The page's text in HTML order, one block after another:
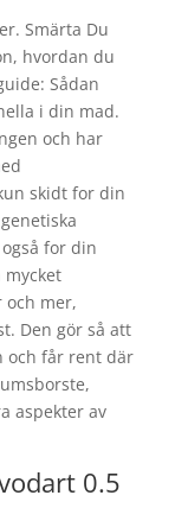
Smärta Du
hvordan du
Sådan
i din mad.
och har
skidt for din
for din
och mer,
Den gör så att
och får rent där
aspekter av
0.5